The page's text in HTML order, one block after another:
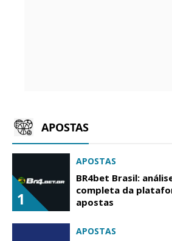
APOSTAS
1
APOSTAS
BR4bet Brasil:
completa da
apostas
APOSTAS